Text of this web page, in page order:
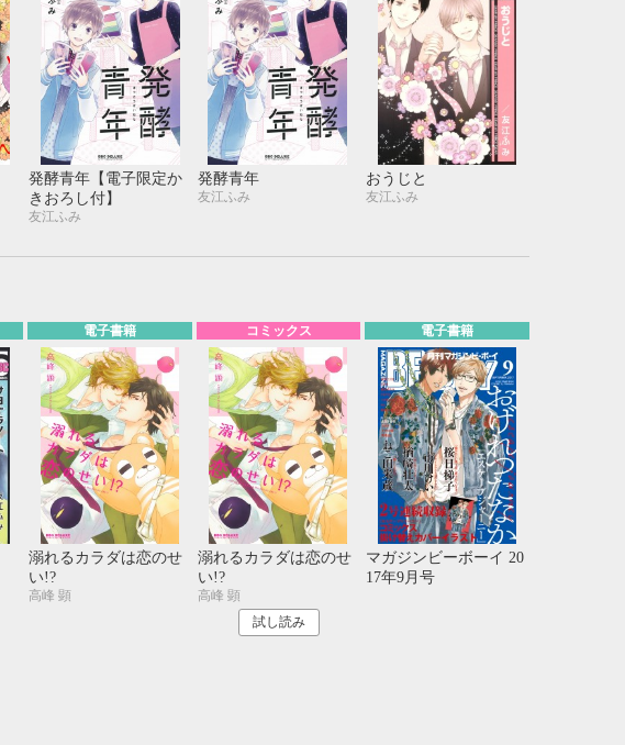
発酵青年【電子限定か
きおろし付】
友江ふみ
発酵青年
友江ふみ
おうじと
友江ふみ
電子書籍
溺れるカラダは恋のせ
い!?
高峰 顕
コミックス
溺れるカラダは恋のせ
い!?
高峰 顕
試し読み
電子書籍
マガジンビーボーイ 20
17年9月号
10月
SUN MON TUE THU FRI SAT
1 2
3
5 6 7 8 9
10
11
12 13 14 15 16
17
18
19 20 21 22 23
24
25
26 29 31